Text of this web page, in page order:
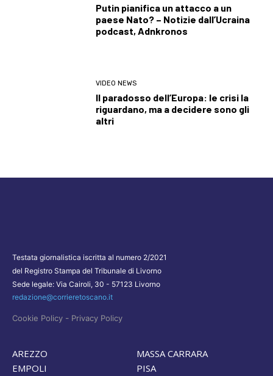
Putin pianifica un attacco a un
paese Nato? – Notizie dall’Ucraina
podcast, Adnkronos
VIDEO NEWS
Il paradosso dell’Europa: le crisi la
riguardano, ma a decidere sono gli
altri
Testata giornalistica iscritta al numero 2/2021
del Registro Stampa del Tribunale di Livorno
Sede legale: Via Cairoli, 30 - 57123 Livorno
redazione@corrieretoscano.it
Cookie Policy - Privacy Policy
AREZZO
EMPOLI
MASSA CARRARA
PISA